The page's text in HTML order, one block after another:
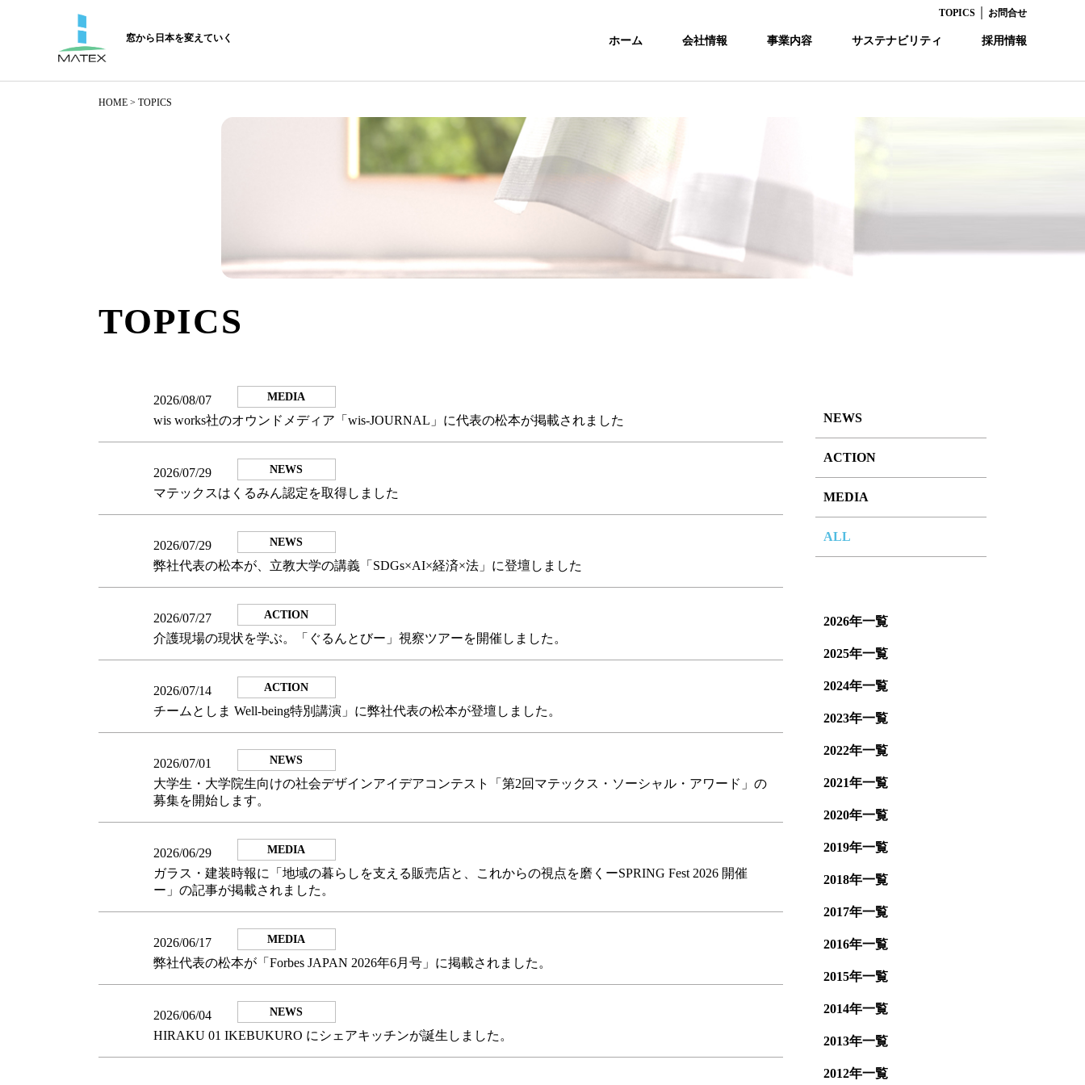
窓から日本を変えていく
TOPICS お問合せ
ホーム 会社情報 事業内容 サステナビリティ 採用情報
HOME > TOPICS
TOPICS
2026/08/07 MEDIA
wis works社のオウンドメディア「wis-JOURNAL」に代表の松本が掲載されました
2026/07/29 NEWS
マテックスはくるみん認定を取得しました
2026/07/29 NEWS
弊社代表の松本が、立教大学の講義「SDGs×AI×経済×法」に登壇しました
2026/07/27 ACTION
介護現場の現状を学ぶ。「ぐるんとびー」視察ツアーを開催しました。
2026/07/14 ACTION
チームとしま Well-being特別講演」に弊社代表の松本が登壇しました。
2026/07/01 NEWS
大学生・大学院生向けの社会デザインアイデアコンテスト「第2回マテックス・ソーシャル・アワード」の
募集を開始します。
2026/06/29 MEDIA
ガラス・建装時報に「地域の暮らしを支える販売店と、これからの視点を磨くーSPRING Fest 2026 開催
ー」の記事が掲載されました。
2026/06/17 MEDIA
弊社代表の松本が「Forbes JAPAN 2026年6月号」に掲載されました。
2026/06/04 NEWS
HIRAKU 01 IKEBUKURO にシェアキッチンが誕生しました。
NEWS
ACTION
MEDIA
ALL
2026年一覧
2025年一覧
2024年一覧
2023年一覧
2022年一覧
2021年一覧
2020年一覧
2019年一覧
2018年一覧
2017年一覧
2016年一覧
2015年一覧
2014年一覧
2013年一覧
2012年一覧